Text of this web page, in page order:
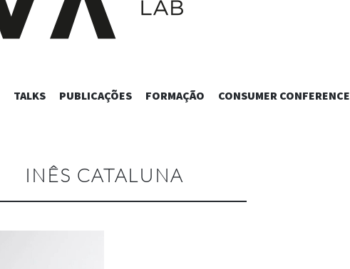
SKIP
TALKS PUBLICAÇÕES FORMAÇÃO CONSUMER CONFERENCE
INÊS CATALUNA